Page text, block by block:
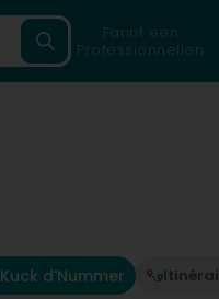
Fannt een
Professionnellen
Kuck d'Nummer